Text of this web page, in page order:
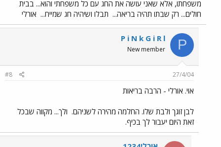
משפחתו, אלא שאני עושה את החג עם כל משפחתי והוא... בבית
חולים... רק שבתו תהיה בריאה... תבלו ושיהיה חג שמייח... אורלי
P
P i N k G i R l
New member
27/4/04
#8
אוי. אורלי - הרבה בריאות
לבן זוגך ולבת שלו. החלמה מהירה לשניהם. ולך... מקווה שבכל
זאת היום יעבור לך בכיף.